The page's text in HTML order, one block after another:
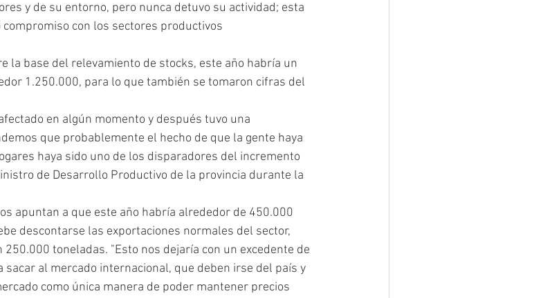
y de su entorno, pero nunca detuvo su actividad; esta
con los sectores productivos
la base del relevamiento de stocks, este año habría un
1.250.000, para lo que también se tomaron cifras del
en algún momento y después tuvo una
que probablemente el hecho de que la gente haya
haya sido uno de los disparadores del incremento
de Desarrollo Productivo de la provincia durante la
apuntan a que este año habría alrededor de 450.000
descontarse las exportaciones normales del sector,
toneladas. "Esto nos dejaría con un excedente de
al mercado internacional, que deben irse del país y
como única manera de poder mantener precios